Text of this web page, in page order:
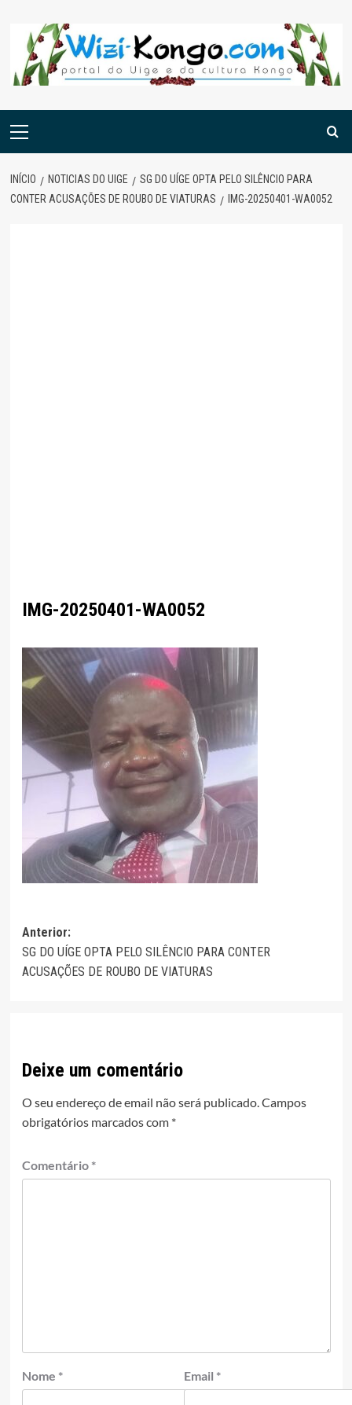
content
Menu
INÍCIO NOTICIAS DO UIGE
SG DO UÍGE OPTA PELO SILÊNCIO PARA
CONTER ACUSAÇÕES DE ROUBO DE VIATURAS
IMG-20250401-WA0052
IMG-20250401-WA0052
Navegação
de
artigos
Anterior:
SG DO UÍGE OPTA PELO SILÊNCIO PARA CONTER
ACUSAÇÕES DE ROUBO DE VIATURAS
Deixe um comentário
O seu endereço de email não será publicado.Campos
obrigatórios marcados com *
Comentário *
Nome * Email *